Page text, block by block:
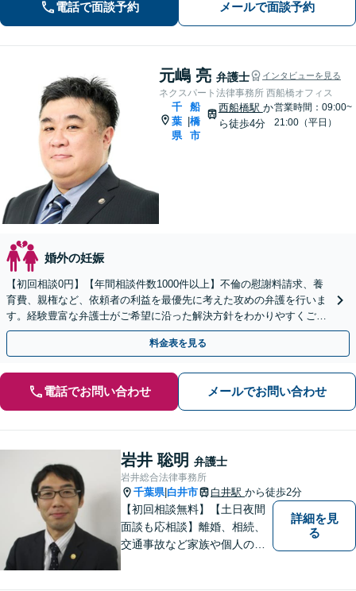
経験有の弁護士】
電話で面談予約 メールで面談予約
元嶋 亮 弁護士 インタビューを見る
ネクスパート法律事務所 西船橋オフィス
千
葉
県
船
橋
市
西船橋駅 か
ら徒歩4分
営業時間：09:00~
21:00（平日）
婚外の妊娠
【初回相談0円】【年間相談件数1000件以上】不倫の慰謝料請求、養
育費、親権など、依頼者の利益を最優先に考えた攻めの弁護を行いま
す。経験豊富な弁護士がご希望に沿った解決方針をわかりやすくご提
案します。お気軽にお問合せ下さい。
料金表を見る
電話でお問い合わせ メールでお問い合わせ
岩井 聡明 弁護士
岩井総合法律事務所
千葉県| 白井市 白井駅 から徒歩2分
【初回相談無料】【土日夜間
面談も応相談】離婚、相続、
交通事故など家族や個人のト
詳細を見
る